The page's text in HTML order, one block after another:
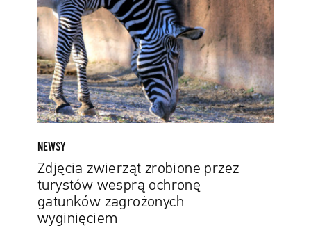
przez
turystów
wesprą
ochronę
gatunków
zagrożonych
wyginięciem
NEWSY
Zdjęcia zwierząt zrobione przez
turystów wesprą ochronę
gatunków zagrożonych
wyginięciem